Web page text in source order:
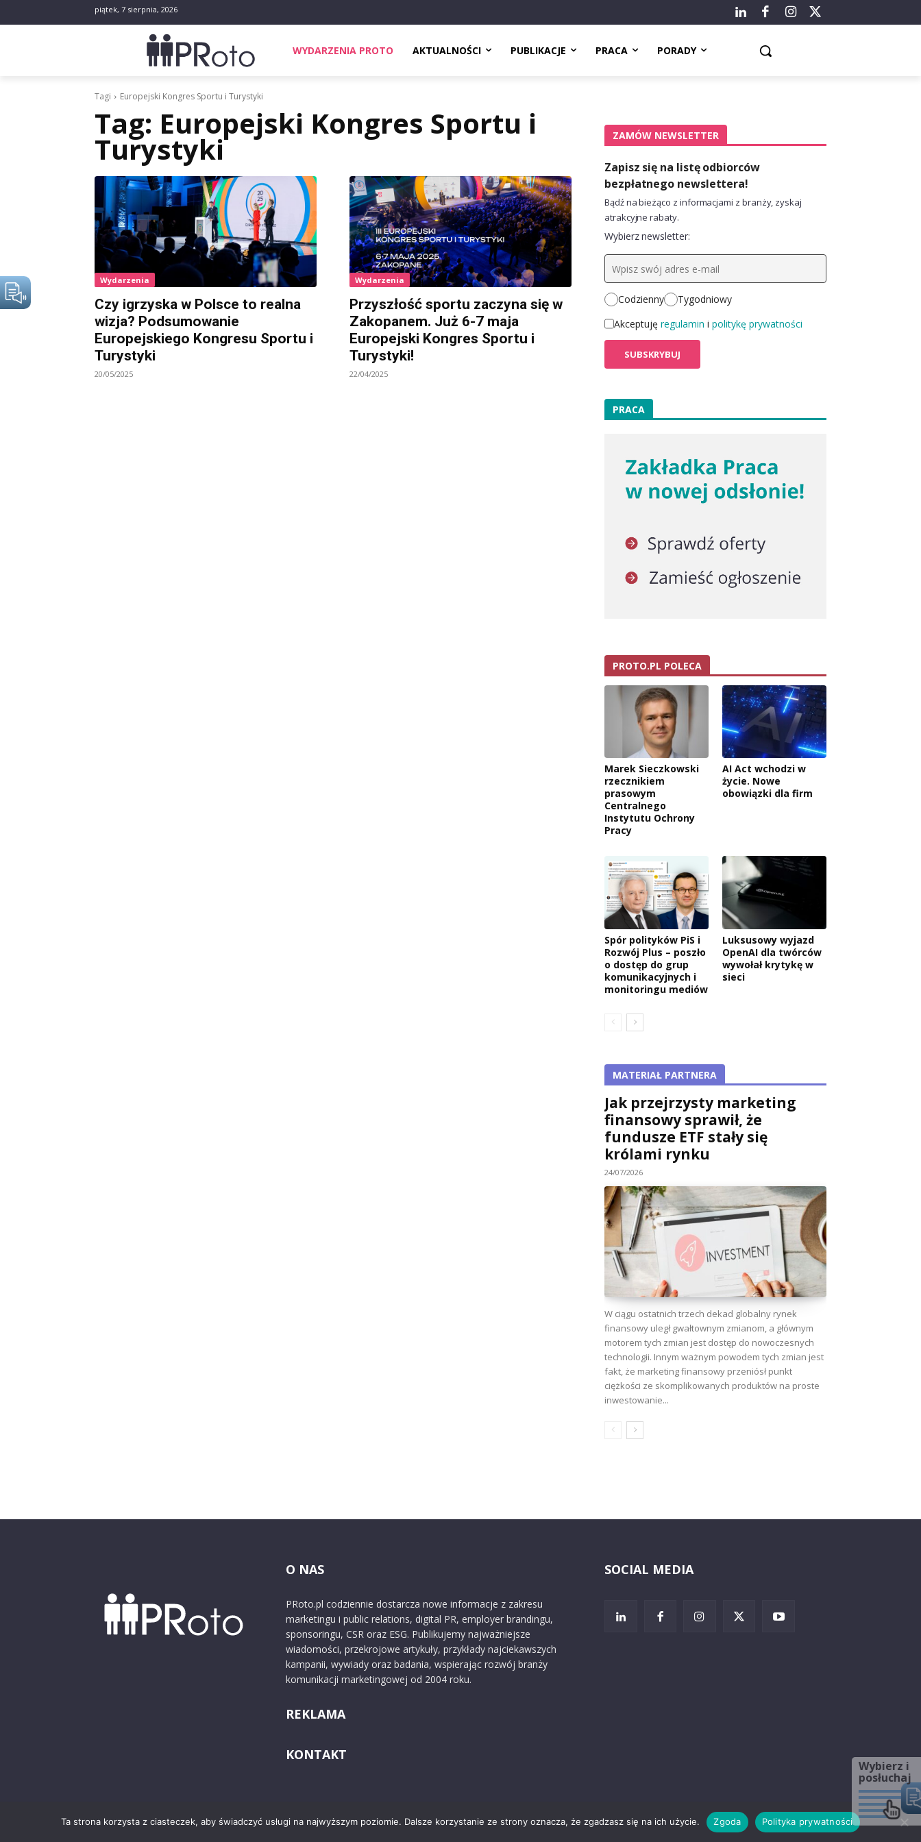
piątek, 7 sierpnia, 2026
WYDARZENIA PROTO AKTUALNOŚCI PUBLIKACJE PRACA PORADY
Tagi Europejski Kongres Sportu i Turystyki
Tag: Europejski Kongres Sportu i
Turystyki
Wydarzenia
Czy igrzyska w Polsce to realna
wizja? Podsumowanie
Europejskiego Kongresu Sportu i
Turystyki
20/05/2025
Wydarzenia
Przyszłość sportu zaczyna się w
Zakopanem. Już 6-7 maja
Europejski Kongres Sportu i
Turystyki!
22/04/2025
ZAMÓW NEWSLETTER
Zapisz się na listę odbiorców
bezpłatnego newslettera!
Bądź na bieżąco z informacjami z branży, zyskaj
atrakcyjne rabaty.
Wybierz newsletter:
Codzienny
Tygodniowy
Akceptuję regulamin i politykę prywatności
PRACA
PROTO.PL POLECA
Marek Sieczkowski
rzecznikiem
prasowym
Centralnego
Instytutu Ochrony
Pracy
AI Act wchodzi w
życie. Nowe
obowiązki dla firm
Spór polityków PiS i
Rozwój Plus – poszło
o dostęp do grup
komunikacyjnych i
monitoringu mediów
Luksusowy wyjazd
OpenAI dla twórców
wywołał krytykę w
sieci
MATERIAŁ PARTNERA
Jak przejrzysty marketing
finansowy sprawił, że
fundusze ETF stały się
królami rynku
24/07/2026
W ciągu ostatnich trzech dekad globalny rynek
finansowy uległ gwałtownym zmianom, a głównym
motorem tych zmian jest dostęp do nowoczesnych
technologii. Innym ważnym powodem tych zmian jest
fakt, że marketing finansowy przeniósł punkt
ciężkości ze skomplikowanych produktów na proste
inwestowanie...
O NAS
PRoto.pl codziennie dostarcza nowe informacje z zakresu
marketingu i public relations, digital PR, employer brandingu,
sponsoringu, CSR oraz ESG. Publikujemy najważniejsze
wiadomości, przekrojowe artykuły, przykłady najciekawszych
kampanii, wywiady oraz badania, wspierając rozwój branży
komunikacji marketingowej od 2004 roku.
REKLAMA
KONTAKT
SOCIAL MEDIA
© 2024 PRoto.pl O nas Reklama Zastrzeżenia prawne
Ta strona korzysta z ciasteczek, aby świadczyć usługi na najwyższym poziomie. Dalsze korzystanie ze strony oznacza, że zgadzasz się na ich użycie. Zgoda Polityka prywatności
Wybierz i
posłuchaj